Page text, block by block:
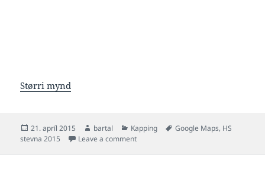
Størri mynd
Posted
on
21. apríl 2015 Author
bartal Categories
Kapping Tags
Google Maps, HS
stevna 2015
Leave a commenton Kúlumynd úr høllini